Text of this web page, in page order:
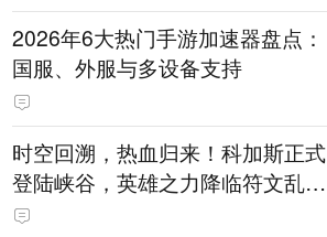
2026年6大热门手游加速器盘点：
国服、外服与多设备支持
时空回溯，热血归来！科加斯正式
登陆峡谷，英雄之力降临符文乱
斗！